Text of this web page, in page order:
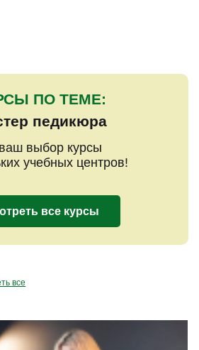
ПО ТЕМЕ:
педикюра
выбор курсы
учебных центров!
все курсы
по педикюру
переподготовка